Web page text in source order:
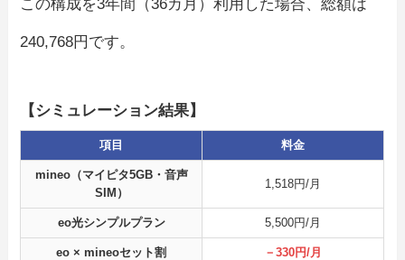
この構成を3年間（36カ月）利用した場合、総額は
240,768円です。
【シミュレーション結果】
項目 料金
mineo（マイピタ5GB・音声
SIM）
1,518円/月
eo光シンプルプラン 5,500円/月
eo × mineoセット割 －330円/月